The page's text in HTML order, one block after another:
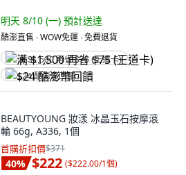
明天 8/10 (一) 預計送達
酷澎直售 ∙ WOW免運 ∙ 免費退貨
满 $1,500 再省 $75 (王道卡)
$24 酷澎幣回饋
BEAUTYOUNG 妝漾 冰晶玉石按摩滾
輪 66g, A336, 1個
首購折扣價$371
40% $222 ($222.00/1個)